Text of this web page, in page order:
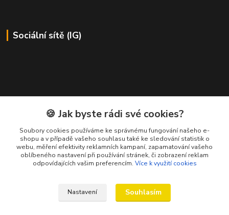
Sociální sítě (IG)
Kontakty
Petr Ježík
+420 607 583 609
(Po-Pá, 8-16 hod.)
🍪 Jak byste rádi své cookies?
Soubory cookies používáme ke správnému fungování našeho e-
shopu a v případě vašeho souhlasu také ke sledování statistik o
webu, měření efektivity reklamních kampaní, zapamatování vašeho
oblíbeného nastavení při používání stránek, či zobrazení reklam
odpovídajících vašim preferencím. Více k využití cookies
Nastavení Souhlasím